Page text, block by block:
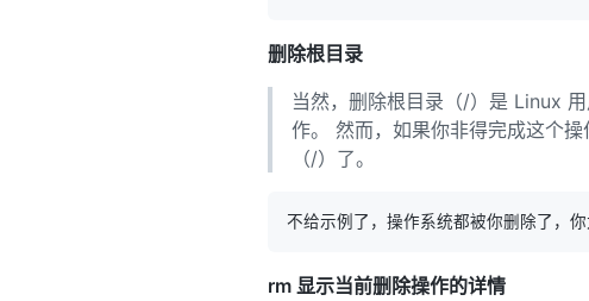
删除根目录
当然，删除根目录（/）是 Linux
作。 然而，如果你非得完成这个
（/）了。
rm 显示当前删除操作的详情